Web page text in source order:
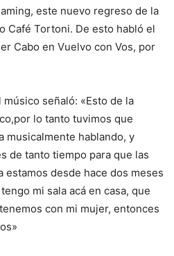
este nuevo regreso de la
Café Tortoni. De esto habló el
Cabo en Vuelvo con Vos, por
músico señaló: «Esto de la
lo tanto tuvimos que
musicalmente hablando, y
de tanto tiempo para que las
estamos desde hace dos meses
mi sala acá en casa, que
con mi mujer, entonces